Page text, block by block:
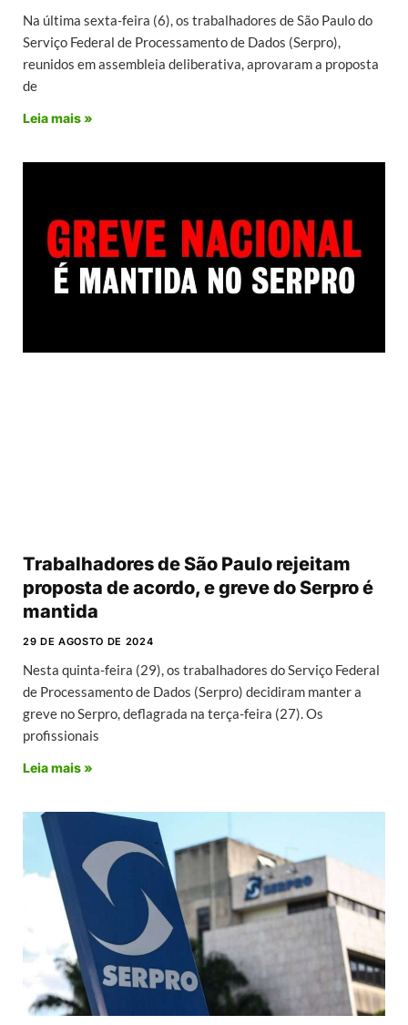
Na última sexta-feira (6), os trabalhadores de São Paulo do
Serviço Federal de Processamento de Dados (Serpro),
reunidos em assembleia deliberativa, aprovaram a proposta
de
Leia mais »
Trabalhadores de São Paulo rejeitam
proposta de acordo, e greve do Serpro é
mantida
29 DE AGOSTO DE 2024
Nesta quinta-feira (29), os trabalhadores do Serviço Federal
de Processamento de Dados (Serpro) decidiram manter a
greve no Serpro, deflagrada na terça-feira (27). Os
profissionais
Leia mais »